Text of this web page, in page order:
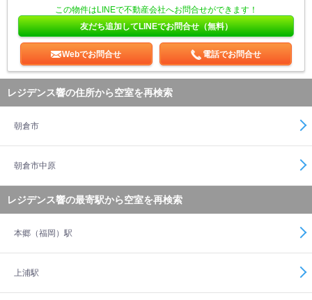
この物件はLINEで不動産会社へお問合せができます！
友だち追加してLINEでお問合せ（無料）
Webでお問合せ 電話でお問合せ
レジデンス響の住所から空室を再検索
朝倉市
朝倉市中原
レジデンス響の最寄駅から空室を再検索
本郷（福岡）駅
上浦駅